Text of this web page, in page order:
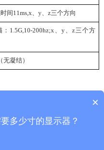
间11ms,x、y、z三个方向
1.5G ,10-200hz;x、y、z三个方
无凝结）
×
多少寸的显示器？